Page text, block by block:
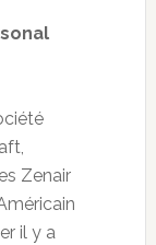
Zenair
il y a